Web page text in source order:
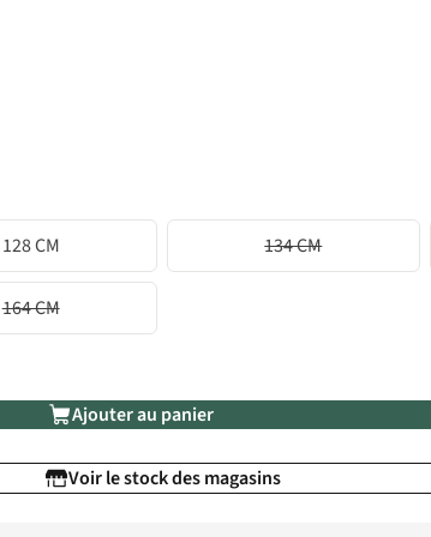
128 CM 134 CM
164 CM
Ajouter au panier
Voir le stock des magasins